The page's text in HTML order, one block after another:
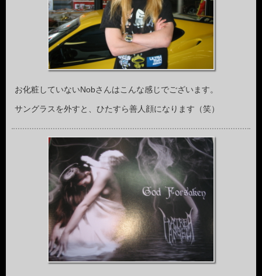
お化粧していないNobさんはこんな感じでございます。
サングラスを外すと、ひたすら善人顔になります（笑）